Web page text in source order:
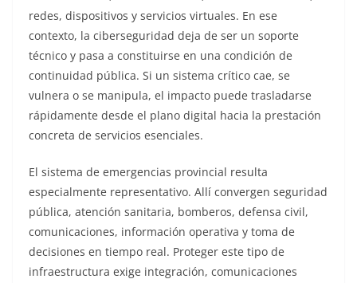
redes, dispositivos y servicios virtuales. En ese
contexto, la ciberseguridad deja de ser un soporte
técnico y pasa a constituirse en una condición de
continuidad pública. Si un sistema crítico cae, se
vulnera o se manipula, el impacto puede trasladarse
rápidamente desde el plano digital hacia la prestación
concreta de servicios esenciales.
El sistema de emergencias provincial resulta
especialmente representativo. Allí convergen seguridad
pública, atención sanitaria, bomberos, defensa civil,
comunicaciones, información operativa y toma de
decisiones en tiempo real. Proteger este tipo de
infraestructura exige integración, comunicaciones